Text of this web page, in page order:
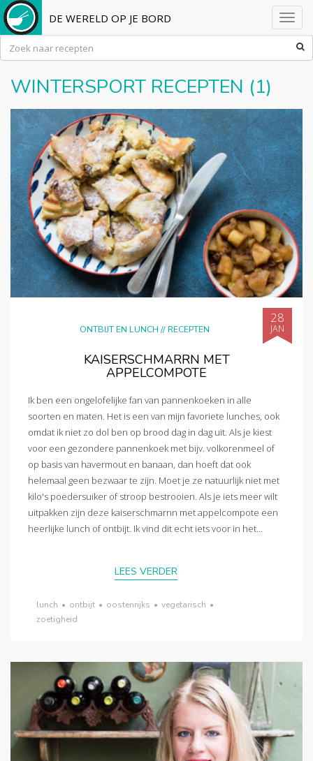
DE WERELD OP JE BORD
WINTERSPORT RECEPTEN (1)
ONTBIJT EN LUNCH //RECEPTEN
28
JAN
KAISERSCHMARRN MET
APPELCOMPOTE
Ik ben een ongelofelijke fan van pannenkoeken in alle
soorten en maten. Het is een van mijn favoriete lunches, ook
omdat ik niet zo dol ben op brood dag in dag uit. Als je kiest
voor een gezondere pannenkoek met bijv. volkorenmeel of
op basis van havermout en banaan, dan hoeft dat ook
helemaal geen bezwaar te zijn. Moet je ze natuurlijk niet met
kilo's poedersuiker of stroop bestrooien. Als je iets meer wilt
uitpakken zijn deze kaiserschmarnn met appelcompote een
heerlijke lunch of ontbijt. Ik vind dit echt iets voor in het...
LEES VERDER
lunch • ontbijt • oostenrijks • vegetarisch •
zoetigheid